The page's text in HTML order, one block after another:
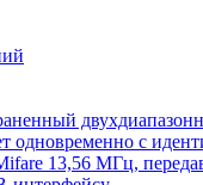
одновременно с
13,56 МГц,